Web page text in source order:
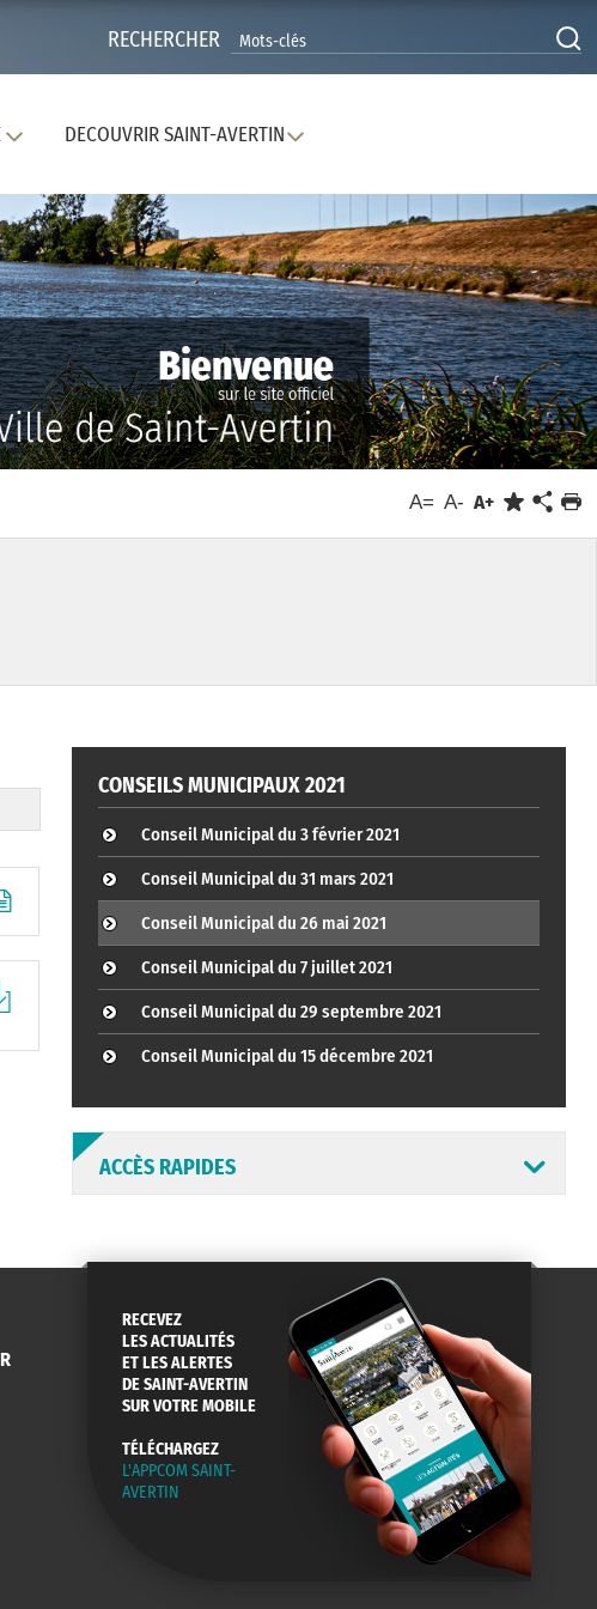
RECHERCHER
DECOUVRIR SAINT-AVERTIN
A= A- A+
CONSEILS MUNICIPAUX 2021
Conseil Municipal du 3 février 2021
Conseil Municipal du 31 mars 2021
Conseil Municipal du 26 mai 2021
Conseil Municipal du 7 juillet 2021
Conseil Municipal du 29 septembre 2021
Conseil Municipal du 15 décembre 2021
ACCÈS RAPIDES
ANNUAIRE
HORAIRES
ABONNEMENT
NEWSLETTER
ST AV
EN LIGNE
CONSEILS
DE QUARTIER
PASSEPORT
CARTE D'IDENTITÉ
MENUS
RESTAURATION
SCOLAIRE
RECEVEZ
LES ACTUALITÉS
ET LES ALERTES
DE SAINT-AVERTIN
SUR VOTRE MOBILE
TÉLÉCHARGEZ
L'APPCOM SAINT-
AVERTIN